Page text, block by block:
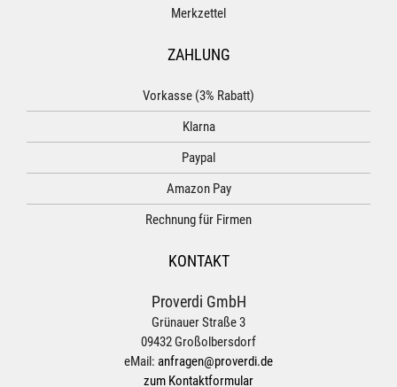
Merkzettel
ZAHLUNG
Vorkasse (3% Rabatt)
Klarna
Paypal
Amazon Pay
Rechnung für Firmen
KONTAKT
Proverdi GmbH
Grünauer Straße 3
09432 Großolbersdorf
eMail: anfragen@proverdi.de
zum Kontaktformular